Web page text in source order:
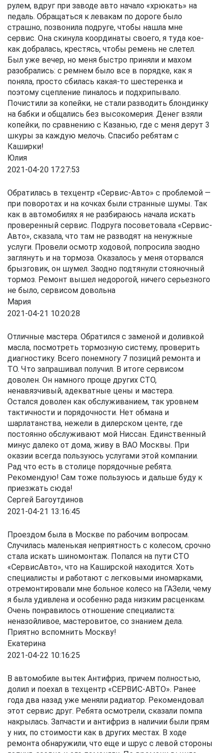
рулем, вдруг при заводе авто начало «хрюкать» на
педаль. Обращаться к левакам по дороге было
страшно, позвонила подруге, чтобы нашла мне
сервис. Она скинула координаты своего, я туда кое-
как добралась, крестясь, чтобы ремень не слетел.
Был уже вечер, но меня быстро приняли и махом
разобрались: с ремнем было все в порядке, как я
поняла, просто сбилась какая-то шестеренка и
поэтому сцепление пиналось и подхрипывало.
Почистили за копейки, не стали разводить блондинку
на бабки и общались без высокомерия. Денег взяли
копейки, по сравнению с Казанью, где с меня дерут 3
шкуры за каждую мелочь. Спасибо ребятам с
Каширки!
Юлия
2021-04-20 17:27:53
Обратилась в техцентр «Сервис-Авто» с проблемой —
при поворотах и на кочках были странные шумы. Так
как в автомобилях я не разбираюсь начала искать
проверенный сервис. Подруга посоветовала «Сервис-
Авто», сказала, что там не разводят на ненужные
услуги. Провели осмотр ходовой, попросила заодно
заглянуть и на тормоза. Оказалось у меня оторвался
брызговик, он шумел. Заодно подтянули стояночный
тормоз. Ремонт вышел недорогой, ничего серьезного
не было, сервисом довольна
Мария
2021-04-21 10:20:28
Отличные мастера. Обратился с заменой и доливкой
масла, посмотреть тормозную систему, проверить
диагностику. Всего понемногу 7 позиций ремонта и
ТО. Что запрашивал получил. В итоге сервисом
доволен. Он намного проще других СТО,
ненавязчивый, адекватные цены и мастера.
Остался доволен как обслуживанием, так уровнем
тактичности и порядочности. Нет обмана и
шарлатанства, нежели в дилерском центе, где
постоянно обслуживают мой Ниссан. Единственный
минус далеко от дома, живу в ВАО Москвы. При
оказии всегда пользуюсь услугами этой компании.
Рад что есть в столице порядочные ребята.
Рекомендую! Сам тоже пользуюсь и дальше буду к
приезжать сюда!
Сергей Багоутдинов
2021-04-21 13:16:45
Проездом была в Москве по рабочим вопросам.
Случилась маленькая неприятность с колесом, срочно
стала искать шиномонтаж. Попался на пути СТО
«СервисАвто», что на Каширской находится. Хоть
специалисты и работают с легковыми иномарками,
отремонтировали мне больное колесо на ГАЗели, чему
я была удивлена и особенно рада низким расценкам.
Очень понравилось отношение специалиста:
неназойливое, мастеровитое, со знанием дела.
Приятно вспомнить Москву!
Екатерина
2021-04-22 10:16:25
В автомобиле вытек Антифриз, причем полностью,
долил и поехал в техцентр «СЕРВИС-АВТО». Ранее
года два назад уже меняли радиатор. Рекомендовал
этот сервис друг. Ребята осмотрели, сказали помпа
накрылась. Запчасти и антифриз в наличии были прям
у них, по стоимости как в других местах. В ходе
ремонта обнаружили, что еще и шрус с левой стороны